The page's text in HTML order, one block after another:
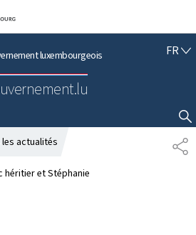
menu principal
au contenu
luxembourgeois FRF
Ç
A
I
S
AFFICHER / MASQUER LA RECHERCHE
P
A
les actualités
héritier et Stéphanie